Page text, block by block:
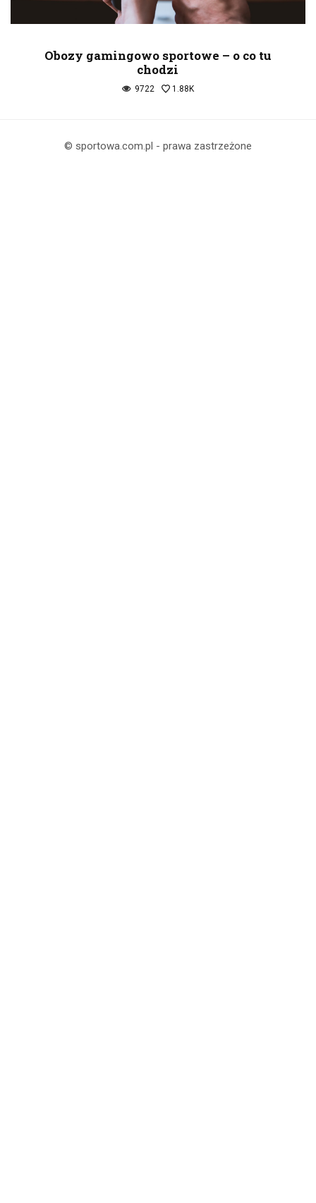
Obozy gamingowo sportowe – o co tu
chodzi
9722 1.88K
© sportowa.com.pl - prawa zastrzeżone